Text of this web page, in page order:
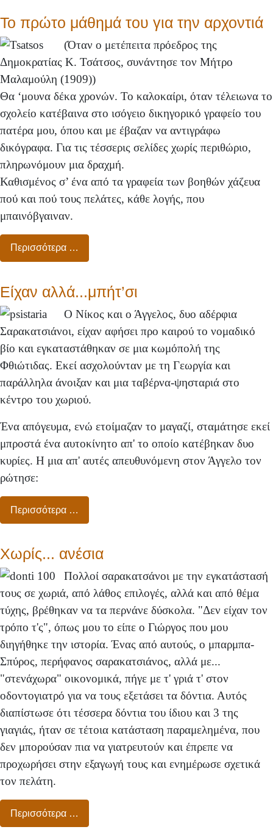
Το πρώτο μάθημά του για την αρχοντιά
(Όταν ο μετέπειτα πρόεδρος της
Δημοκρατίας Κ. Τσάτσος, συνάντησε τον Μήτρο
Μαλαμούλη (1909))
Θα ‘μουνα δέκα χρονών. Το καλοκαίρι, όταν τέλειωνα το
σχολείο κατέβαινα στο ισόγειο δικηγορικό γραφείο του
πατέρα μου, όπου και με έβαζαν να αντιγράφω
δικόγραφα. Για τις τέσσερις σελίδες χωρίς περιθώριο,
πληρωνόμουν μια δραχμή.
Καθισμένος σ’ ένα από τα γραφεία των βοηθών χάζευα
πού και πού τους πελάτες, κάθε λογής, που
μπαινόβγαιναν.
Περισσότερα …
Είχαν αλλά...μπήτ’σι
Ο Νίκος και ο Άγγελος, δυο αδέρφια
Σαρακατσιάνοι, είχαν αφήσει προ καιρού το νομαδικό
βίο και εγκαταστάθηκαν σε μια κωμόπολή της
Φθιώτιδας. Εκεί ασχολούνταν με τη Γεωργία και
παράλληλα άνοιξαν και μια ταβέρνα-ψησταριά στο
κέντρο του χωριού.
Ένα απόγευμα, ενώ ετοίμαζαν το μαγαζί, σταμάτησε εκεί
μπροστά ένα αυτοκίνητο απ' το οποίο κατέβηκαν δυο
κυρίες. Η μια απ' αυτές απευθυνόμενη στον Άγγελο τον
ρώτησε:
Περισσότερα …
Χωρίς... ανέσια
Πολλοί σαρακατσάνοι με την εγκατάστασή
τους σε χωριά, από λάθος επιλογές, αλλά και από θέμα
τύχης, βρέθηκαν να τα περνάνε δύσκολα. "Δεν είχαν τον
τρόπο τ'ς", όπως μου το είπε ο Γιώργος που μου
διηγήθηκε την ιστορία. Ένας από αυτούς, ο μπαρμπα-
Σπύρος, περήφανος σαρακατσιάνος, αλλά με...
"στενάχωρα" οικονομικά, πήγε με τ' γριά τ' στον
οδοντογιατρό για να τους εξετάσει τα δόντια. Αυτός
διαπίστωσε ότι τέσσερα δόντια του ίδιου και 3 της
γιαγιάς, ήταν σε τέτοια κατάσταση παραμελημένα, που
δεν μπορούσαν πια να γιατρευτούν και έπρεπε να
προχωρήσει στην εξαγωγή τους και ενημέρωσε σχετικά
τον πελάτη.
Περισσότερα …